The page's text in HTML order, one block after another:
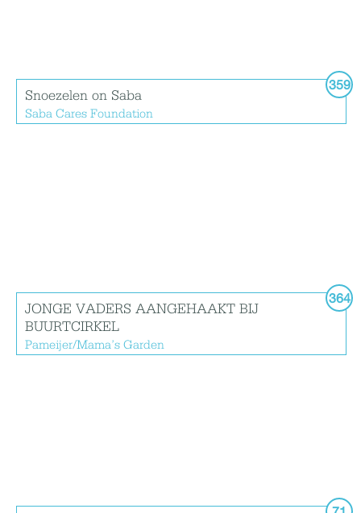
359
Snoezelen on Saba
Saba Cares Foundation
364
JONGE VADERS AANGEHAAKT BIJ
BUURTCIRKEL
Pameijer/Mama’s Garden